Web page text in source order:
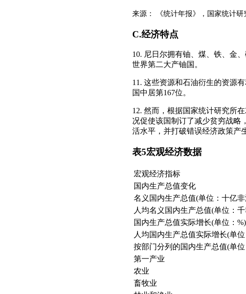
来源： 《统计年报》，国家统计研
C.经济特点
10. 尼日尔拥有铀、煤、铁、金
世界第二大产铀国。
11. 这些资源和石油衍生的资源
国中居第167位。
12. 然而，根据国家统计研究所
况促使该国制订了减少贫穷战略
活水平，并打破错误经济政策产
表5宏观经济数据
宏观经济指标
国内生产总值变化
名义国内生产总值(单位：十亿
人均名义国内生产总值(单位：
国内生产总值实际增长(单位：%)
人均国内生产总值实际增长(单
按部门分列的国内生产总值(单位
第一产业
农业
畜牧业